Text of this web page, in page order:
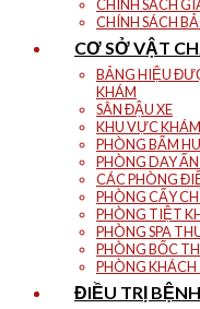
CHÍNH SÁCH
CHÍNH SÁCH
CƠ SỞ VẬT
BẢNG HIỆU
KHÁM
SÂN ĐẬU XE
KHU VỰC
PHÒNG BẤM
PHÒNG DAY
CÁC PHÒNG
PHÒNG CẤY
PHÒNG TIỆT
PHÒNG SPA
PHÒNG BỐC
PHÒNG
ĐIỀU TRỊ